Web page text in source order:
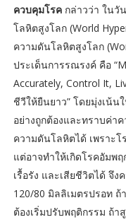
ควบคุมโรคกล่าวว่า ในวั
โลหิตสูงโลก (World
ความดันโลหิตสูงโลก
ประเด็นการรณรงค์ คือ
Accurately, Control It,
ชีวีให้ยืนยาว” โดยมุ่งเน้
อย่างถูกต้องและทราบค่า
ความดันโลหิตได้ เพราะ
แต่อาจทำให้เกิดโรคอัมพ
เรื้อรัง และเสียชีวิตได้ จึ
120/80 มิลลิเมตรปรอท ถ้
ต้องเริ่มปรับพฤติกรรม ถ้า